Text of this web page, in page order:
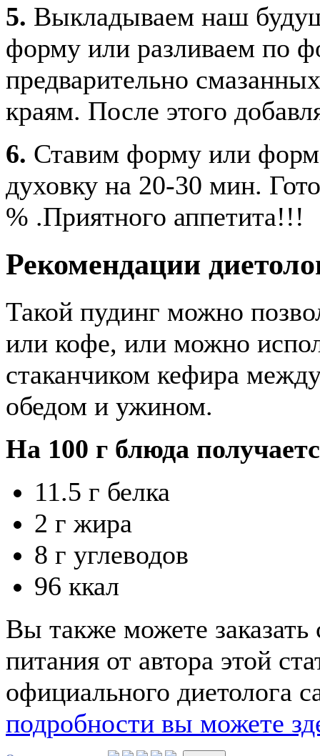
5. Выкладываем наш
форму или разливаем по
предварительно
краям. После этого
6. Ставим форму или
духовку на 20-30 мин.
% .Приятного аппетита!!!
Рекомендации
Такой пудинг можно
или кофе, или можно
стаканчиком кефира
обедом и ужином.
На 100 г блюда
11.5 г белка
2 г жира
8 г углеводов
96 ккал
Вы также можете
питания от автора этой
официального диетолога
подробности вы можете